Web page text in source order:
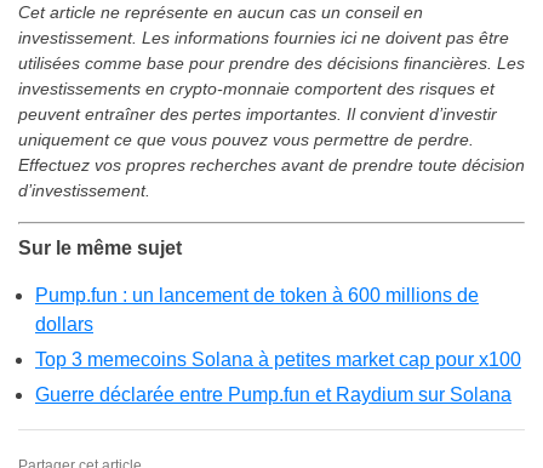
Cet article ne représente en aucun cas un conseil en
investissement. Les informations fournies ici ne doivent pas être
utilisées comme base pour prendre des décisions financières. Les
investissements en crypto-monnaie comportent des risques et
peuvent entraîner des pertes importantes. Il convient d’investir
uniquement ce que vous pouvez vous permettre de perdre.
Effectuez vos propres recherches avant de prendre toute décision
d’investissement.
Sur le même sujet
Pump.fun : un lancement de token à 600 millions de
dollars
Top 3 memecoins Solana à petites market cap pour x100
Guerre déclarée entre Pump.fun et Raydium sur Solana